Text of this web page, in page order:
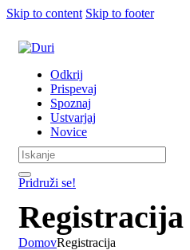
Skip to content Skip to footer
Odkrij
Prispevaj
Spoznaj
Ustvarjaj
Novice
Pridruži se!
Registracija
DomovRegistracija